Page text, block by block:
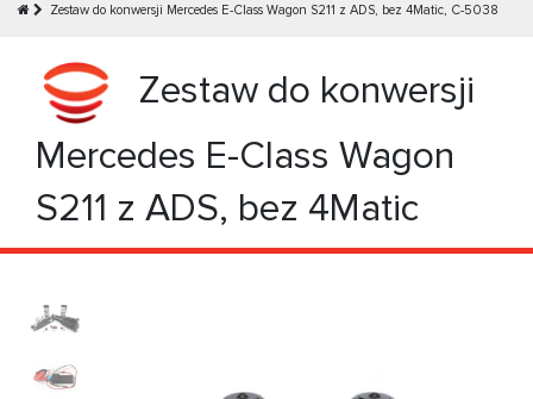
Zestaw do konwersji Mercedes E-Class Wagon S211 z ADS, bez 4Matic, C-5038
Zestaw do konwersji
Mercedes E-Class Wagon
S211 z ADS, bez 4Matic